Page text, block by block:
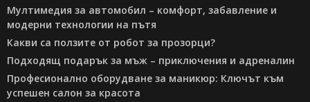
Мултимедия за автомобил – комфорт, забавление и
модерни технологии на пътя
Какви са ползите от робот за прозорци?
Подходящ подарък за мъж – приключения и адреналин
Професионално оборудване за маникюр: Ключът към
успешен салон за красота